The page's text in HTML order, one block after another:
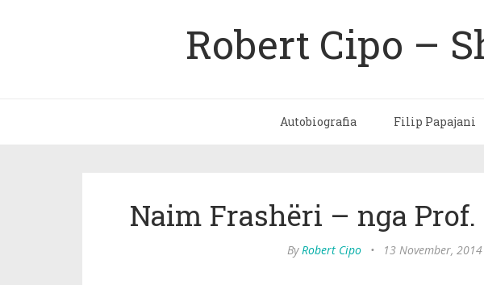
Robert Cipo –
Autobiografia Filip Papajani
Naim Frashëri – nga Prof.
ByRobert Cipo • 13 November, 2014